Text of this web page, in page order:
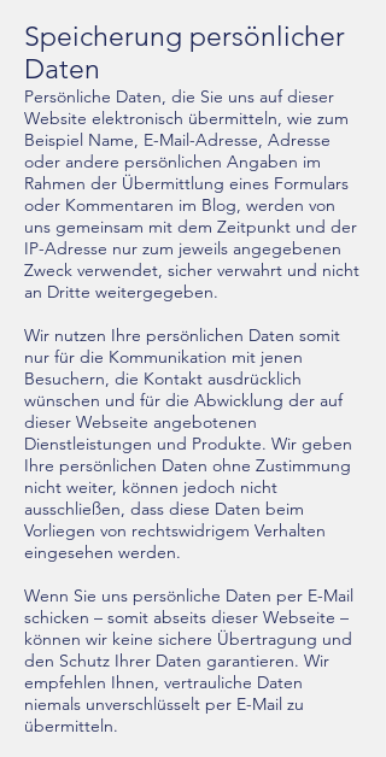
Speicherung persönlicher
Daten
Persönliche Daten, die Sie uns auf dieser
Website elektronisch übermitteln, wie zum
Beispiel Name, E-Mail-Adresse, Adresse
oder andere persönlichen Angaben im
Rahmen der Übermittlung eines Formulars
oder Kommentaren im Blog, werden von
uns gemeinsam mit dem Zeitpunkt und der
IP-Adresse nur zum jeweils angegebenen
Zweck verwendet, sicher verwahrt und nicht
an Dritte weitergegeben.
Wir nutzen Ihre persönlichen Daten somit
nur für die Kommunikation mit jenen
Besuchern, die Kontakt ausdrücklich
wünschen und für die Abwicklung der auf
dieser Webseite angebotenen
Dienstleistungen und Produkte. Wir geben
Ihre persönlichen Daten ohne Zustimmung
nicht weiter, können jedoch nicht
ausschließen, dass diese Daten beim
Vorliegen von rechtswidrigem Verhalten
eingesehen werden.
Wenn Sie uns persönliche Daten per E-Mail
schicken – somit abseits dieser Webseite –
können wir keine sichere Übertragung und
den Schutz Ihrer Daten garantieren. Wir
empfehlen Ihnen, vertrauliche Daten
niemals unverschlüsselt per E-Mail zu
übermitteln.